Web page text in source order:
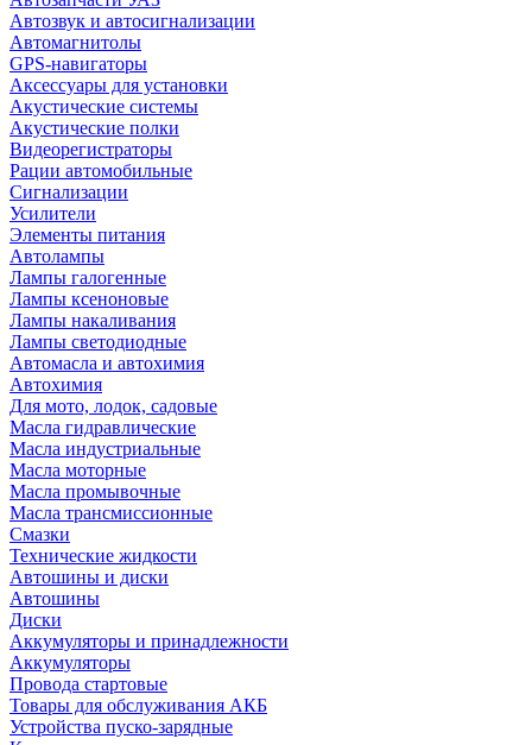
Автозвук и автосигнализации
Автомагнитолы
GPS-навигаторы
Аксессуары для установки
Акустические системы
Акустические полки
Видеорегистраторы
Рации автомобильные
Сигнализации
Усилители
Элементы питания
Автолампы
Лампы галогенные
Лампы ксеноновые
Лампы накаливания
Лампы светодиодные
Автомасла и автохимия
Автохимия
Для мото, лодок, садовые
Масла гидравлические
Масла индустриальные
Масла моторные
Масла промывочные
Масла трансмиссионные
Смазки
Технические жидкости
Автошины и диски
Автошины
Диски
Аккумуляторы и принадлежности
Аккумуляторы
Провода стартовые
Товары для обслуживания АКБ
Устройства пуско-зарядные